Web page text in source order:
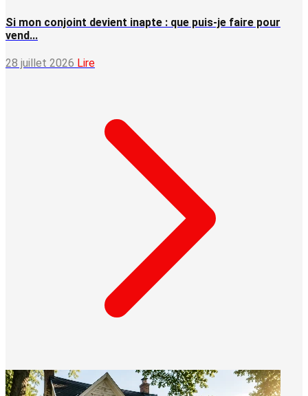
Si mon conjoint devient inapte : que puis-je faire pour
vend...
28 juillet 2026 Lire